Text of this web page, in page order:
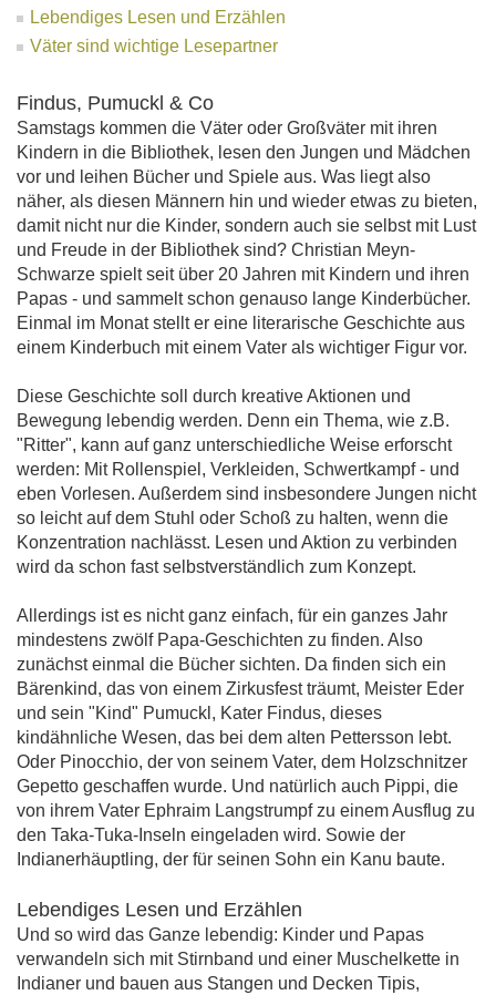
Lebendiges Lesen und Erzählen
Väter sind wichtige Lesepartner
Findus, Pumuckl & Co
Samstags kommen die Väter oder Großväter mit ihren
Kindern in die Bibliothek, lesen den Jungen und Mädchen
vor und leihen Bücher und Spiele aus. Was liegt also
näher, als diesen Männern hin und wieder etwas zu bieten,
damit nicht nur die Kinder, sondern auch sie selbst mit Lust
und Freude in der Bibliothek sind? Christian Meyn-
Schwarze spielt seit über 20 Jahren mit Kindern und ihren
Papas - und sammelt schon genauso lange Kinderbücher.
Einmal im Monat stellt er eine literarische Geschichte aus
einem Kinderbuch mit einem Vater als wichtiger Figur vor.
Diese Geschichte soll durch kreative Aktionen und
Bewegung lebendig werden. Denn ein Thema, wie z.B.
"Ritter", kann auf ganz unterschiedliche Weise erforscht
werden: Mit Rollenspiel, Verkleiden, Schwertkampf - und
eben Vorlesen. Außerdem sind insbesondere Jungen nicht
so leicht auf dem Stuhl oder Schoß zu halten, wenn die
Konzentration nachlässt. Lesen und Aktion zu verbinden
wird da schon fast selbstverständlich zum Konzept.
Allerdings ist es nicht ganz einfach, für ein ganzes Jahr
mindestens zwölf Papa-Geschichten zu finden. Also
zunächst einmal die Bücher sichten. Da finden sich ein
Bärenkind, das von einem Zirkusfest träumt, Meister Eder
und sein "Kind" Pumuckl, Kater Findus, dieses
kindähnliche Wesen, das bei dem alten Pettersson lebt.
Oder Pinocchio, der von seinem Vater, dem Holzschnitzer
Gepetto geschaffen wurde. Und natürlich auch Pippi, die
von ihrem Vater Ephraim Langstrumpf zu einem Ausflug zu
den Taka-Tuka-Inseln eingeladen wird. Sowie der
Indianerhäuptling, der für seinen Sohn ein Kanu baute.
Lebendiges Lesen und Erzählen
Und so wird das Ganze lebendig: Kinder und Papas
verwandeln sich mit Stirnband und einer Muschelkette in
Indianer und bauen aus Stangen und Decken Tipis,